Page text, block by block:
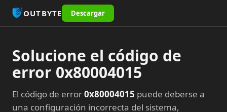
OUTBYTE Descargar
Solucione el código de
error 0x80004015
El código de error0x80004015 puede deberse a
una configuración incorrecta del sistema,